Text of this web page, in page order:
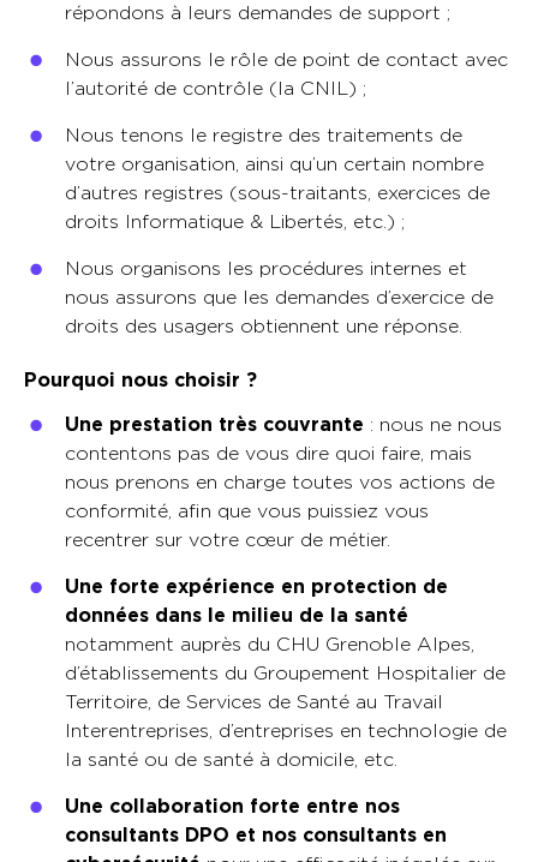
répondons à leurs demandes de support ;
Nous assurons le rôle de point de contact avec
l’autorité de contrôle (la CNIL) ;
Nous tenons le registre des traitements de
votre organisation, ainsi qu’un certain nombre
d’autres registres (sous-traitants, exercices de
droits Informatique & Libertés, etc.) ;
Nous organisons les procédures internes et
nous assurons que les demandes d’exercice de
droits des usagers obtiennent une réponse.
Pourquoi nous choisir ?
Une prestation très couvrante : nous ne nous
contentons pas de vous dire quoi faire, mais
nous prenons en charge toutes vos actions de
conformité, afin que vous puissiez vous
recentrer sur votre cœur de métier.
Une forte expérience en protection de
données dans le milieu de la santé
notamment auprès du CHU Grenoble Alpes,
d’établissements du Groupement Hospitalier de
Territoire, de Services de Santé au Travail
Interentreprises, d’entreprises en technologie de
la santé ou de santé à domicile, etc.
Une collaboration forte entre nos
consultants DPO et nos consultants en